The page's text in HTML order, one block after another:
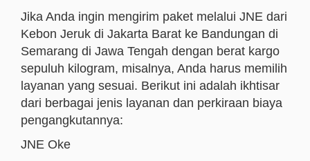
Jika Anda ingin mengirim paket melalui JNE dari
Kebon Jeruk di Jakarta Barat ke Bandungan di
Semarang di Jawa Tengah dengan berat kargo
sepuluh kilogram, misalnya, Anda harus memilih
layanan yang sesuai. Berikut ini adalah ikhtisar
dari berbagai jenis layanan dan perkiraan biaya
pengangkutannya:
JNE Oke